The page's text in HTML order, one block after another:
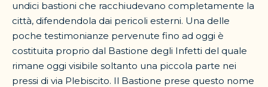
undici bastioni che racchiudevano completamente la
città, difendendola dai pericoli esterni. Una delle
poche testimonianze pervenute fino ad oggi è
costituita proprio dal Bastione degli Infetti del quale
rimane oggi visibile soltanto una piccola parte nei
pressi di via Plebiscito. Il Bastione prese questo nome